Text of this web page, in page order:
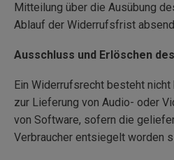
Mitteilung über die Ausübung
Ablauf der Widerrufsfrist
Ausschluss und Erlöschen
Ein Widerrufsrecht besteht
zur Lieferung von Audio- oder
von Software, sofern die
Verbraucher entsiegelt worden